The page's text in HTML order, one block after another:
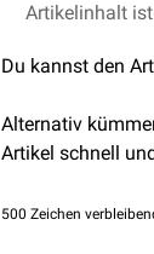
Elsevier –
Artikelinhalt
Du kannst den
Alternativ
Artikel schnell
500 Zeichen